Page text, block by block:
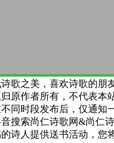
歌之美，喜欢诗歌的朋
原作者所有，不代表本
同时段发布后，仅通知
搜索尚仁诗歌网&尚仁
诗人提供送书活动，您